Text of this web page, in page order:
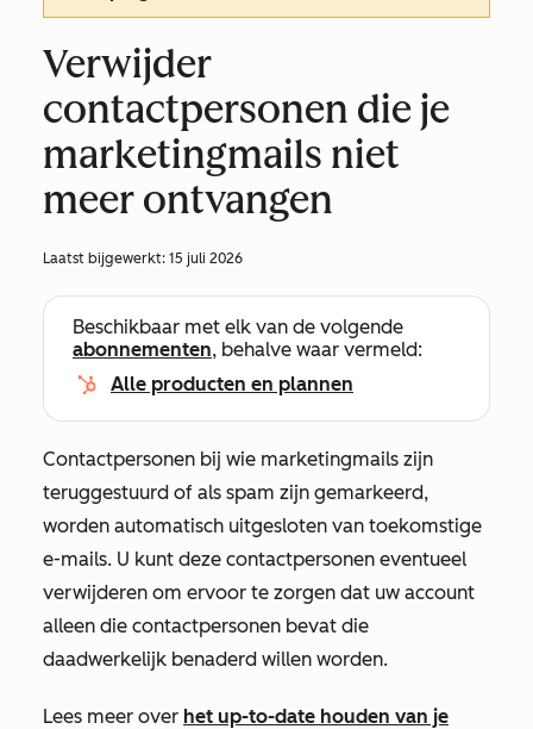
Verwijder
contactpersonen die je
marketingmails niet
meer ontvangen
Laatst bijgewerkt: 15 juli 2026
Beschikbaar met elk van de volgende
abonnementen, behalve waar vermeld:
Alle producten en plannen
Contactpersonen bij wie marketingmails zijn
teruggestuurd of als spam zijn gemarkeerd,
worden automatisch uitgesloten van toekomstige
e-mails. U kunt deze contactpersonen eventueel
verwijderen om ervoor te zorgen dat uw account
alleen die contactpersonen bevat die
daadwerkelijk benaderd willen worden.
Lees meer over het up-to-date houden van je